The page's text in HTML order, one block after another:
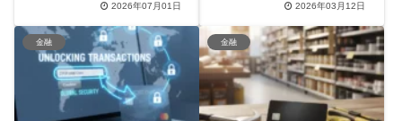
ります。本記事では、変動金
利のメリット・デメリット、5
年ルールや125%ルールの落と
し穴、賢い借り換えのタイミ
ングなど、将来の上昇リスク
に備える防衛策を分かりやす
く解説します。
2026年07月01日
を交え、赤字決算の節税メリ
ットやV字回復のプロセスを
初心者にもわかりやすくまと
めました。投資や経営判断に
役立つ「良い赤字」と「悪い
赤字」の見分け方がわかりま
す。
2026年03月12日
金融 金融